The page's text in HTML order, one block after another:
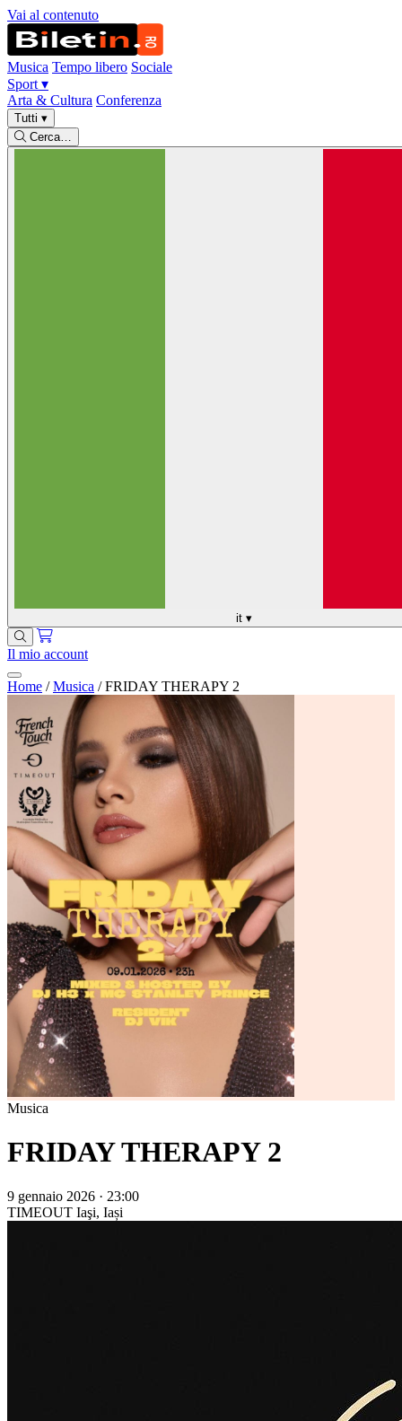
Vai al contenuto
Musica Tempo libero Sociale
Sport ▾
Arta & Cultura Conferenza
Tutti ▾
Cerca…
it ▾
Il mio account
Home / Musica / FRIDAY THERAPY 2
Musica
FRIDAY THERAPY 2
9 gennaio 2026 · 23:00
TIMEOUT Iaşi, Iași